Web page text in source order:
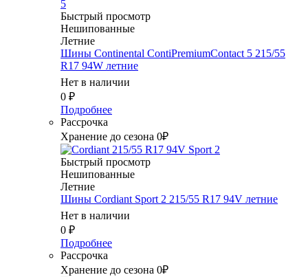
Быстрый просмотр
Нешипованные
Летние
Шины Continental ContiPremiumContact 5 215/55
R17 94W летние
Нет в наличии
0 ₽
Подробнее
Рассрочка
Хранение до сезона 0₽
Быстрый просмотр
Нешипованные
Летние
Шины Cordiant Sport 2 215/55 R17 94V летние
Нет в наличии
0 ₽
Подробнее
Рассрочка
Хранение до сезона 0₽